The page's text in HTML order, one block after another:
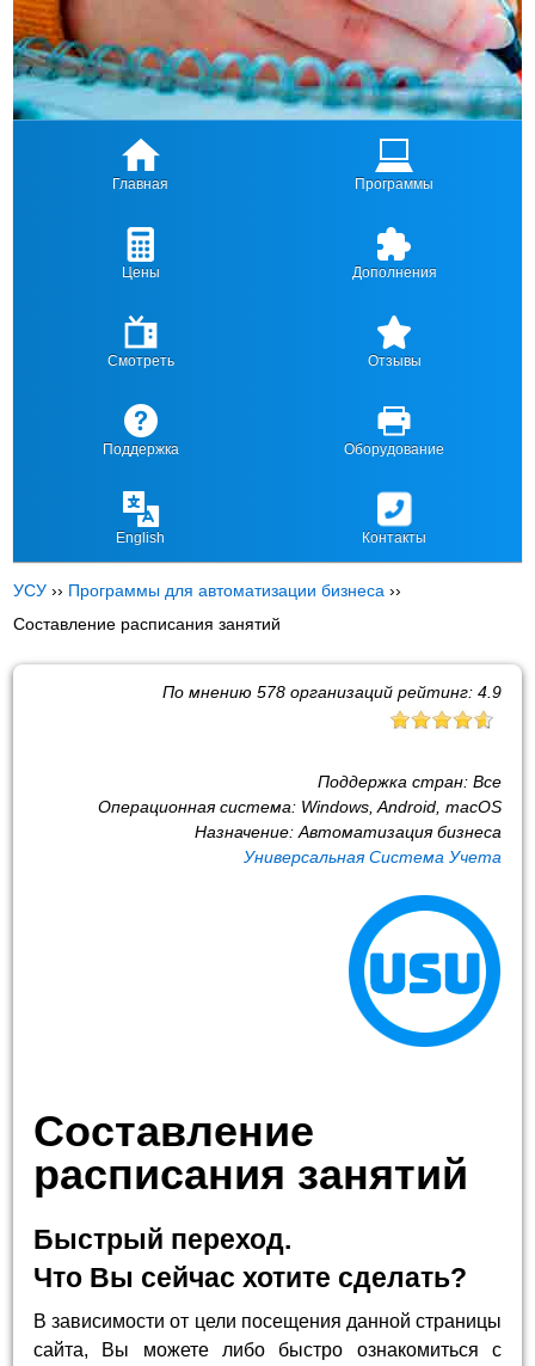
Главная Программы
Цены Дополнения
Смотреть Отзывы
Поддержка Оборудование
English Контакты
УСУ ›› Программы для автоматизации бизнеса ››
Составление расписания занятий
По мнению 578организаций рейтинг: 4.9
Поддержка стран: Все
Операционная система: Windows, Android, macOS
Назначение: Автоматизация бизнеса
Универсальная Система Учета
Составление
расписания занятий
Быстрый переход.
Что Вы сейчас хотите сделать?
В зависимости от цели посещения данной страницы
сайта, Вы можете либо быстро ознакомиться с